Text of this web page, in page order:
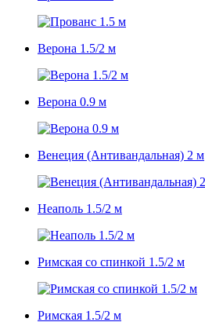
Верона 1.5/2 м
Верона 0.9 м
Венеция (Антивандальная) 2 м
Неаполь 1.5/2 м
Римская со спинкой 1.5/2 м
Римская 1.5/2 м